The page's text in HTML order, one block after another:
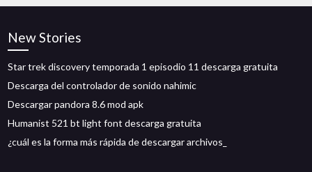
New Stories
Star trek discovery temporada 1 episodio 11 descarga gratuita
Descarga del controlador de sonido nahimic
Descargar pandora 8.6 mod apk
Humanist 521 bt light font descarga gratuita
¿cuál es la forma más rápida de descargar archivos_